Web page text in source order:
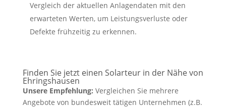
Vergleich der aktuellen Anlagendaten mit den
erwarteten Werten, um Leistungsverluste oder
Defekte frühzeitig zu erkennen.
Finden Sie jetzt einen Solarteur in der Nähe von
Ehringshausen
Unsere Empfehlung: Vergleichen Sie mehrere
Angebote von bundesweit tätigen Unternehmen (z.B.